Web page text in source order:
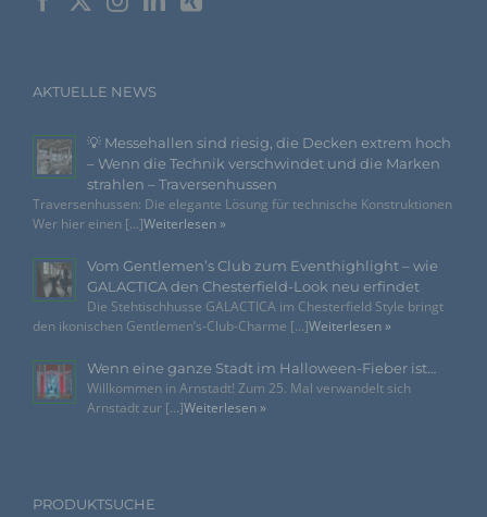
AKTUELLE NEWS
💡 Messehallen sind riesig, die Decken extrem hoch
– Wenn die Technik verschwindet und die Marken
strahlen – Traversenhussen
Traversenhussen: Die elegante Lösung für technische Konstruktionen
Wer hier einen [...]Weiterlesen »
Vom Gentlemen’s Club zum Eventhighlight – wie
GALACTICA den Chesterfield-Look neu erfindet
Die Stehtischhusse GALACTICA im Chesterfield Style bringt
den ikonischen Gentlemen’s-Club-Charme [...]Weiterlesen »
Wenn eine ganze Stadt im Halloween-Fieber ist…
Willkommen in Arnstadt! Zum 25. Mal verwandelt sich
Arnstadt zur [...]Weiterlesen »
PRODUKTSUCHE
bestimmten Kriterien seiner Benennung nach dem
h) Auftragsverarbeiter
Auftragsverarbeiter ist eine natürliche oder juristische
Person, Behörde, Einrichtung oder andere Stelle, die
personenbezogene Daten im Auftrag des
Verantwortlichen verarbeitet.
Empfänger ist eine natürliche oder juristische Person,
Behörde, Einrichtung oder andere Stelle, der
personenbezogene Daten offengelegt werden,
handelt oder nicht. Behörden, die im Rahmen eines
bestimmten Untersuchungsauftrags nach dem
Unionsrecht oder dem Recht der Mitgliedstaaten
möglicherweise personenbezogene Daten erhalten,